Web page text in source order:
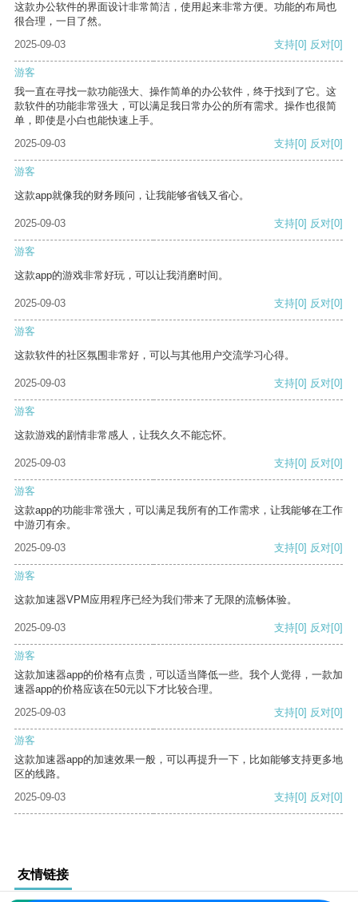
这款办公软件的界面设计非常简洁，使用起来非常方便。功能的布局也
很合理，一目了然。
2025-09-03
支持[0] 反对[0]
游客
我一直在寻找一款功能强大、操作简单的办公软件，终于找到了它。这
款软件的功能非常强大，可以满足我日常办公的所有需求。操作也很简
单，即使是小白也能快速上手。
2025-09-03
支持[0] 反对[0]
游客
这款app就像我的财务顾问，让我能够省钱又省心。
2025-09-03 支持[0] 反对[0]
游客
这款app的游戏非常好玩，可以让我消磨时间。
2025-09-03 支持[0] 反对[0]
游客
这款软件的社区氛围非常好，可以与其他用户交流学习心得。
2025-09-03 支持[0] 反对[0]
游客
这款游戏的剧情非常感人，让我久久不能忘怀。
2025-09-03 支持[0] 反对[0]
游客
这款app的功能非常强大，可以满足我所有的工作需求，让我能够在工作
中游刃有余。
2025-09-03
支持[0] 反对[0]
游客
这款加速器VPM应用程序已经为我们带来了无限的流畅体验。
2025-09-03 支持[0] 反对[0]
游客
这款加速器app的价格有点贵，可以适当降低一些。我个人觉得，一款加
速器app的价格应该在50元以下才比较合理。
2025-09-03
支持[0] 反对[0]
游客
这款加速器app的加速效果一般，可以再提升一下，比如能够支持更多地
区的线路。
2025-09-03
支持[0] 反对[0]
友情链接